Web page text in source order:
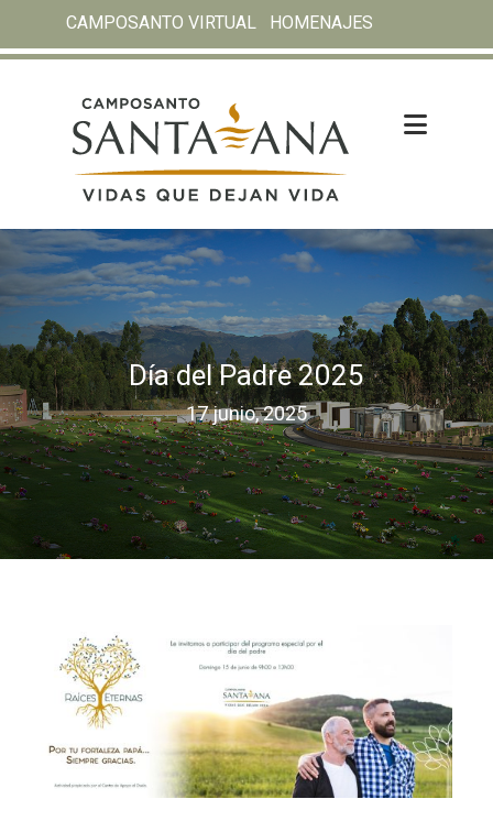
CAMPOSANTO VIRTUAL HOMENAJES
Día del Padre 2025
17 junio, 2025